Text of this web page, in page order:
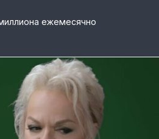
ежемесячно